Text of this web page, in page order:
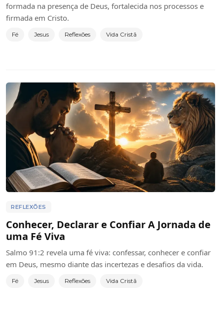
formada na presença de Deus, fortalecida nos processos e
firmada em Cristo.
Fé Jesus Reflexões Vida Cristã
REFLEXÕES
Conhecer, Declarar e Confiar A Jornada de
uma Fé Viva
Salmo 91:2 revela uma fé viva: confessar, conhecer e confiar
em Deus, mesmo diante das incertezas e desafios da vida.
Fé Jesus Reflexões Vida Cristã